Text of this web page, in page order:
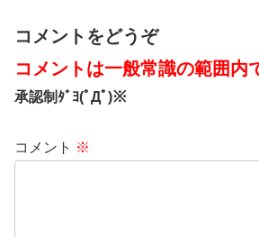
コメントをどうぞ
コメントは一般常識の範囲内
承認制ﾀﾞﾖ(ﾟДﾟ)※
コメント ※